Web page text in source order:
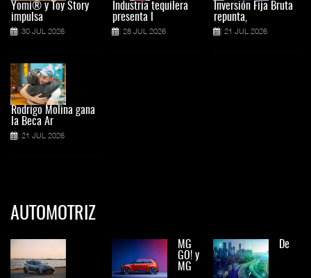
Yomi® y Toy Story
impulsa
30 JUL 2026
Rodrigo Molina gana
la Beca Ar
21 JUL 2026
Industria tequilera
presenta l
28 JUL 2026
Inversión Fija Bruta
repunta,
21 JUL 2026
AUTOMOTRIZ
MG
GO! y
MG
De